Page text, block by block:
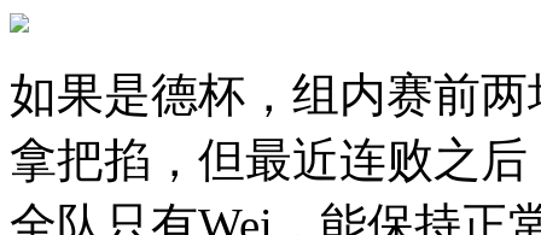
如果是德杯，组内赛前
拿把掐，但最近连败之
全队只有Wei，能保持正